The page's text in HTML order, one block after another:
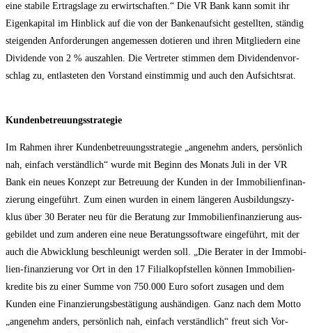
eine sta­bi­le Ertrags­la­ge zu erwirt­schaf­ten.“ Die VR Bank kann somit ihr
Eigen­ka­pi­tal im Hin­blick auf die von der Ban­ken­auf­sicht gestell­ten, stän­dig
stei­gen­den Anfor­de­run­gen ange­mes­sen dotie­ren und ihren Mit­glie­dern eine
Divi­den­de von 2 % aus­zah­len. Die Ver­tre­ter stim­men dem Divi­den­den­vor­
schlag zu, ent­las­te­ten den Vor­stand ein­stim­mig und auch den Aufsichtsrat.
Kun­den­be­treu­ungs­stra­te­gie
Im Rah­men ihrer Kun­den­be­treu­ungs­stra­te­gie „ange­nehm anders, per­sön­lich
nah, ein­fach ver­ständ­lich“ wur­de mit Beginn des Monats Juli in der VR
Bank ein neu­es Kon­zept zur Betreu­ung der Kun­den in der Immo­bi­li­en­fi­nan­
zie­rung ein­ge­führt. Zum einen wur­den in einem län­ge­ren Aus­bil­dungs­zy­
klus über 30 Bera­ter neu für die Bera­tung zur Immo­bi­li­en­fi­nan­zie­rung aus­
ge­bil­det und zum ande­ren eine neue Bera­tungs­soft­ware ein­ge­führt, mit der
auch die Abwick­lung beschleu­nigt wer­den soll. „Die Bera­ter in der Immo­bi­
li­en-finan­zie­rung vor Ort in den 17 Fili­al­kopf­stel­len kön­nen Immo­bi­li­en­
kre­di­te bis zu einer Sum­me von 750.000 Euro sofort zusa­gen und dem
Kun­den eine Finan­zie­rungs­be­stä­ti­gung aus­hän­di­gen. Ganz nach dem Mot­to
„ange­nehm anders, per­sön­lich nah, ein­fach ver­ständ­lich“ freut sich Vor­